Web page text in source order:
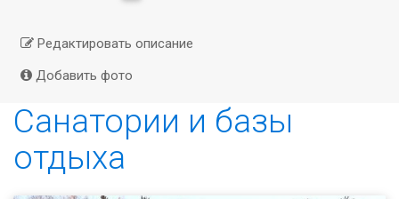
Редактировать описание
Добавить фото
Санатории и базы
отдыха